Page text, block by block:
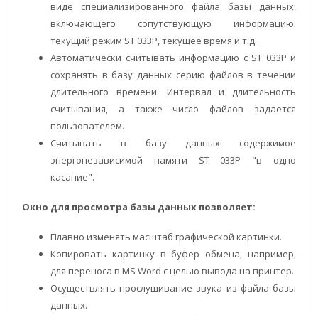
виде специализированного файла базы данных,
включающего сопутствующую информацию:
текущий режим ST 033P, текущее время и т.д.
Автоматически считывать информацию с ST 033P и
сохранять в базу данных серию файлов в течении
длительного времени. Интервал и длительность
считывания, а также число файлов задается
пользователем.
Считывать в базу данных содержимое
энергонезависимой памяти ST 033P "в одно
касание".
Окно для просмотра базы данных позволяет:
Плавно изменять масштаб графической картинки.
Копировать картинку в буфер обмена, например,
для переноса в MS Word с целью вывода на принтер.
Осуществлять прослушивание звука из файла базы
данных.